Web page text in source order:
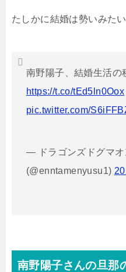
たしかに結婚は勢いみた
南野陽子、結婚生活の
https://t.co/tEd5ln0Oox
pic.twitter.com/
— ドラゴンズドグマオ
(@enntamenyusu1)
南野陽子さんの旦那